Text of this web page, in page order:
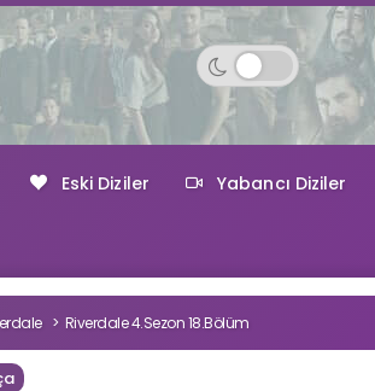
Eski Diziler Yabancı Diziler
Riverdale 4.Sezon 18.Bölüm